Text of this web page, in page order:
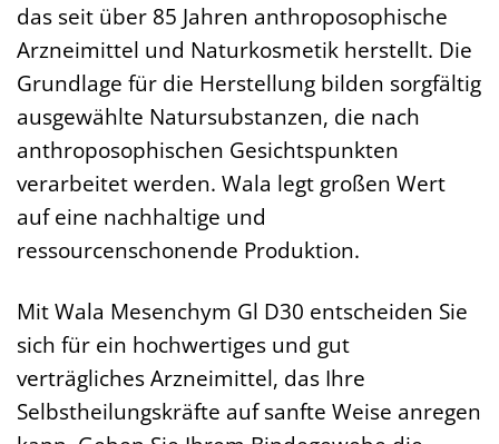
das seit über 85 Jahren anthroposophische
Arzneimittel und Naturkosmetik herstellt. Die
Grundlage für die Herstellung bilden sorgfältig
ausgewählte Natursubstanzen, die nach
anthroposophischen Gesichtspunkten
verarbeitet werden. Wala legt großen Wert
auf eine nachhaltige und
ressourcenschonende Produktion.
Mit Wala Mesenchym Gl D30 entscheiden Sie
sich für ein hochwertiges und gut
verträgliches Arzneimittel, das Ihre
Selbstheilungskräfte auf sanfte Weise anregen